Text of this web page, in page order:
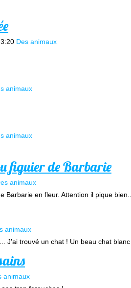
Des animaux
animaux
animaux
figuier de Barbarie
animaux
Barbarie en fleur. Attention il pique bien...
animaux
J'ai trouvé un chat ! Un beau chat blanc
animaux